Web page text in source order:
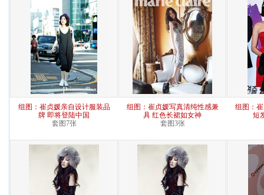
组图：崔贞媛亲自设计服装品
牌 即将登陆中国
套图7张
组图：崔贞媛写真清纯性感兼
具 红色长裙如女神
套图3张
组图：
短